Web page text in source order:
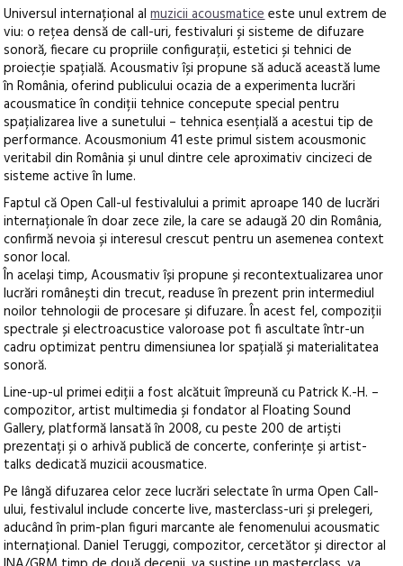
Universul internațional almuzicii acousmaticeeste unul extrem de
viu: o rețea densă de call-uri, festivaluri și sisteme de difuzare
sonoră, fiecare cu propriile configurații, estetici și tehnici de
proiecție spațială. Acousmativ își propune să aducă această lume
în România, oferind publicului ocazia de a experimenta lucrări
acousmatice în condiții tehnice concepute special pentru
spațializarea live a sunetului – tehnica esențială a acestui tip de
performance. Acousmonium 41 este primul sistem acousmonic
veritabil din România și unul dintre cele aproximativ cincizeci de
sisteme active în lume.
Faptul că Open Call-ul festivalului a primit aproape 140 de lucrări
internaționale în doar zece zile, la care se adaugă 20 din România,
confirmă nevoia și interesul crescut pentru un asemenea context
sonor local.
În același timp, Acousmativ își propune și recontextualizarea unor
lucrări românești din trecut, readuse în prezent prin intermediul
noilor tehnologii de procesare și difuzare. În acest fel, compoziții
spectrale și electroacustice valoroase pot fi ascultate într-un
cadru optimizat pentru dimensiunea lor spațială și materialitatea
sonoră.
Line-up-ul primei ediții a fost alcătuit împreună cu Patrick K.-H. –
compozitor, artist multimedia și fondator al Floating Sound
Gallery, platformă lansată în 2008, cu peste 200 de artiști
prezentați și o arhivă publică de concerte, conferințe și artist-
talks dedicată muzicii acousmatice.
Pe lângă difuzarea celor zece lucrări selectate în urma Open Call-
ului, festivalul include concerte live, masterclass-uri și prelegeri,
aducând în prim-plan figuri marcante ale fenomenului acousmatic
internațional. Daniel Teruggi, compozitor, cercetător și director al